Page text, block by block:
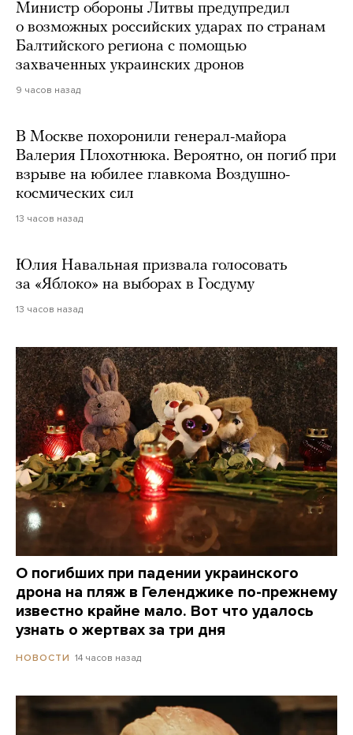
Министр обороны Литвы предупредил
о возможных российских ударах по странам
Балтийского региона с помощью
захваченных украинских дронов
9 часов назад
В Москве похоронили генерал-майора
Валерия Плохотнюка. Вероятно, он погиб при
взрыве на юбилее главкома Воздушно-
космических сил
13 часов назад
Юлия Навальная призвала голосовать
за «Яблоко» на выборах в Госдуму
13 часов назад
О погибших при падении украинского
дрона на пляж в Геленджике по-прежнему
известно крайне мало. Вот что удалось
узнать о жертвах за три дня
НОВОСТИ 14 часов назад